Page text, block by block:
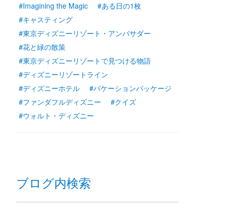
#Imagining the Magic
#ある日の1枚
#キャスティング
#東京ディズニーリゾート・アンバサダー
#花と緑の散策
#東京ディズニーリゾートで見つける物語
#ディズニーリゾートライン
#ディズニーホテル
#バケーションパッケージ
#ファンダフルディズニー
#クイズ
#ウォルト・ディズニー
ブログ内検索